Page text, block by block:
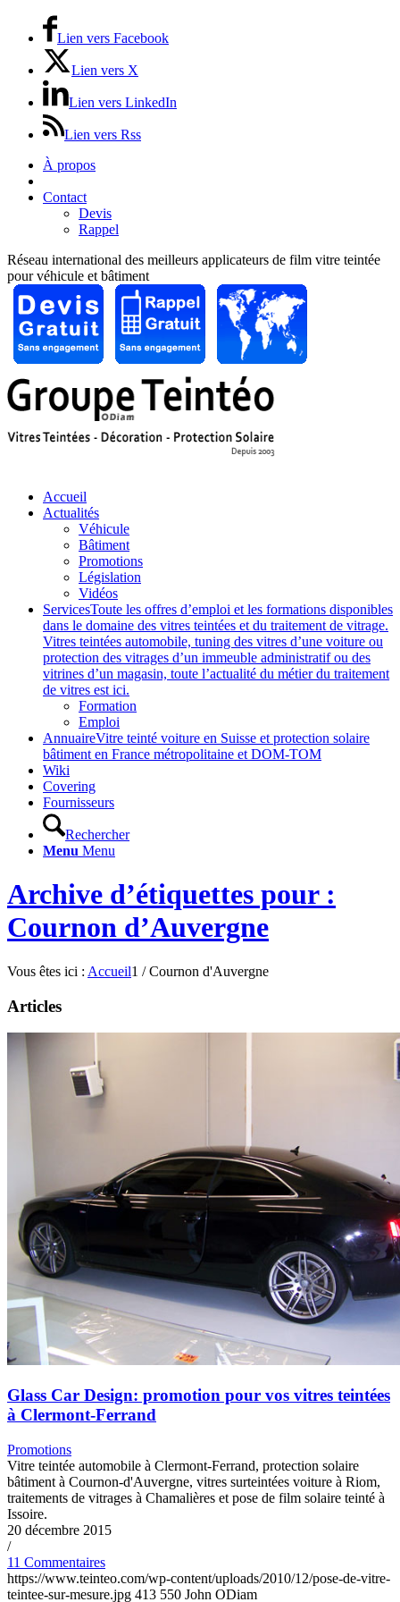
Lien vers Facebook
Lien vers X
Lien vers LinkedIn
Lien vers Rss
À propos
Contact
Devis
Rappel
Réseau international des meilleurs applicateurs de film vitre teintée
pour véhicule et bâtiment
Accueil
Actualités
Véhicule
Bâtiment
Promotions
Législation
Vidéos
ServicesToute les offres d’emploi et les formations disponibles
dans le domaine des vitres teintées et du traitement de vitrage.
Vitres teintées automobile, tuning des vitres d’une voiture ou
protection des vitrages d’un immeuble administratif ou des
vitrines d’un magasin, toute l’actualité du métier du traitement
de vitres est ici.
Formation
Emploi
AnnuaireVitre teinté voiture en Suisse et protection solaire
bâtiment en France métropolitaine et DOM-TOM
Wiki
Covering
Fournisseurs
Rechercher
Menu Menu
Archive d’étiquettes pour :
Cournon d’Auvergne
Vous êtes ici : Accueil1 / Cournon d'Auvergne
Articles
Glass Car Design: promotion pour vos vitres teintées
à Clermont-Ferrand
Promotions
Vitre teintée automobile à Clermont-Ferrand, protection solaire
bâtiment à Cournon-d'Auvergne, vitres surteintées voiture à Riom,
traitements de vitrages à Chamalières et pose de film solaire teinté à
Issoire.
20 décembre 2015
/
11 Commentaires
https://www.teinteo.com/wp-content/uploads/2010/12/pose-de-vitre-
teintee-sur-mesure.jpg 413 550 John ODiam